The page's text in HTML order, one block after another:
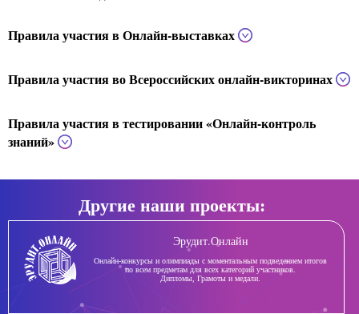
Правила участия в Онлайн-выставках
Правила участия во Всероссийских онлайн-викторинах
Правила участия в тестировании «Онлайн-контроль
знаний»
Другие наши проекты:
Эрудит.Онлайн
Онлайн-конкурсы и олимпиады с моментальным подведением итогов
по всем предметам для всех категорий участников.
Дипломы, Грамоты и медали.